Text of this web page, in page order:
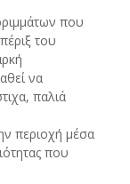
που
του
να
παλιά
περιοχή μέσα
που